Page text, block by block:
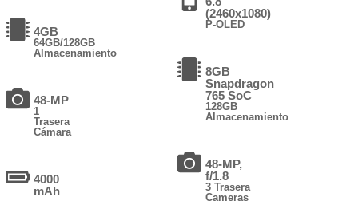
4GB
64GB/128GB
Almacenamiento
48-MP
1
Trasera
Cámara
4000
mAh
(2460x1080)
P-OLED
8GB
Snapdragon
765 SoC
128GB
Almacenamiento
48-MP,
f/1.8
3 Trasera
Cameras